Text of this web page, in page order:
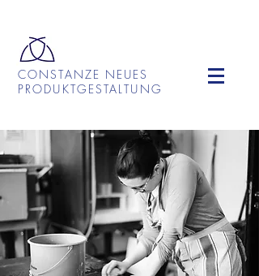
CONSTANZE NEUES
PRODUKTGESTALTUNG